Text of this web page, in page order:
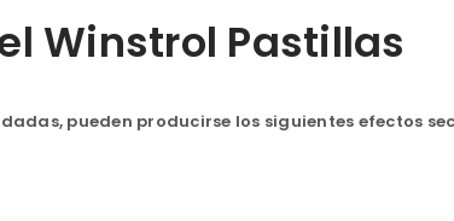
Winstrol Pastillas
pueden producirse los siguientes efectos